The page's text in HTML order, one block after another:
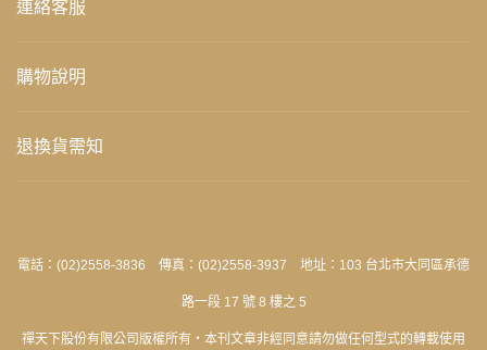
連絡客服
購物說明
退換貨需知
電話：(02)2558-3836 傳真：(02)2558-3937 地址：103 台北市大同區承德
路一段 17 號 8 樓之 5
禪天下股份有限公司版權所有‧本刊文章非經同意請勿做任何型式的轉載使用